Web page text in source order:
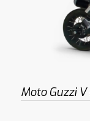
Moto Guzzi V